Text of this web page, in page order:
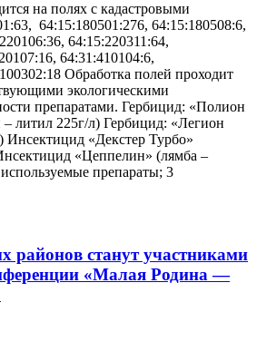
на полях с кадастровыми
64:15:180501:276, 64:15:180508:6,
64:15:220311:64,
64:31:410104:6,
Обработка полей проходит
экологическими
препаратами. Гербицид: «Полион
– литил 225г/л) Гербицид: «Легион
«Декстер Турбо»
«Цеппелин» (лямба –
препараты; 3
районов станут участниками
«Малая Родина —